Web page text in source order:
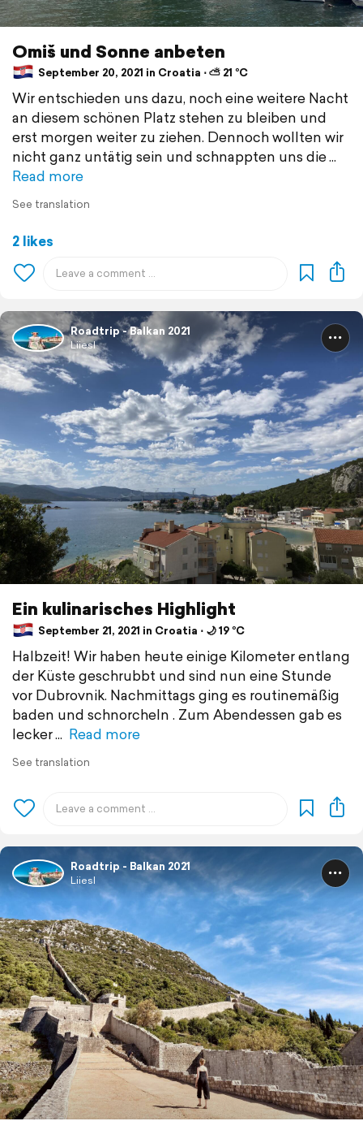
Omiš und Sonne anbeten
September 20, 2021 in Croatia ⋅ ⛅ 21 °C
Wir entschieden uns dazu, noch eine weitere Nacht
an diesem schönen Platz stehen zu bleiben und
erst morgen weiter zu ziehen. Dennoch wollten wir
nicht ganz untätig sein und schnappten uns die
Read more
See translation
2 likes
Roadtrip - Balkan 2021
Liiesl
Ein kulinarisches Highlight
September 21, 2021 in Croatia ⋅ 🌙 19 °C
Halbzeit! Wir haben heute einige Kilometer entlang
der Küste geschrubbt und sind nun eine Stunde
vor Dubrovnik. Nachmittags ging es routinemäßig
baden und schnorcheln . Zum Abendessen gab es
lecker
Read more
See translation
Roadtrip - Balkan 2021
Liiesl